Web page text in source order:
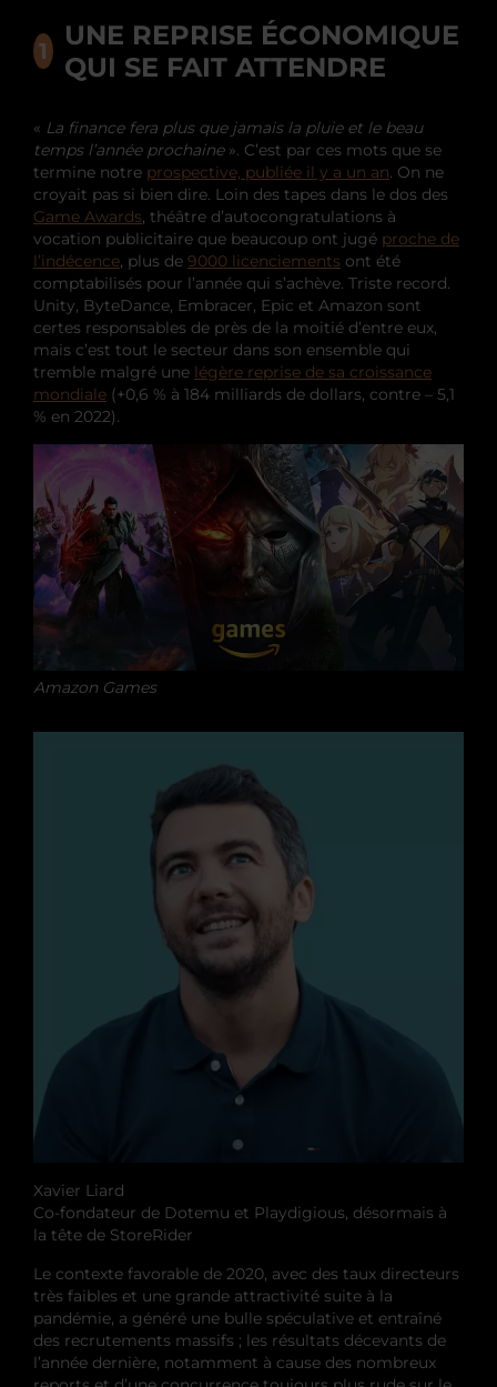
UNE REPRISE ÉCONOMIQUE
QUI SE FAIT ATTENDRE
« La finance fera plus que jamais la pluie et le beau
temps l’année prochaine». C’est par ces mots que se
termine notre prospective, publiée il y a un an. On ne
croyait pas si bien dire. Loin des tapes dans le dos des
Game Awards, théâtre d’autocongratulations à
vocation publicitaire que beaucoup ont jugé proche de
l’indécence, plus de 9000 licenciements ont été
comptabilisés pour l’année qui s’achève. Triste record.
Unity, ByteDance, Embracer, Epic et Amazon sont
certes responsables de près de la moitié d’entre eux,
mais c’est tout le secteur dans son ensemble qui
tremble malgré une légère reprise de sa croissance
mondiale (+0,6 % à 184 milliards de dollars, contre – 5,1
% en 2022).
Amazon Games
Xavier Liard
Co-fondateur de Dotemu et Playdigious, désormais à
la tête de StoreRider
Le contexte favorable de 2020, avec des taux directeurs
très faibles et une grande attractivité suite à la
pandémie, a généré une bulle spéculative et entraîné
des recrutements massifs ; les résultats décevants de
l’année dernière, notamment à cause des nombreux